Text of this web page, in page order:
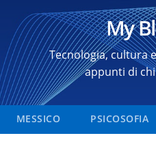
My
Tecnologia, cultura
appunti di
MESSICO PSICOSOFIA